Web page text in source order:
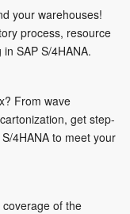
your warehouses!
process, resource
SAP S/4HANA.
From wave
get step-
4HANA to meet your
of the